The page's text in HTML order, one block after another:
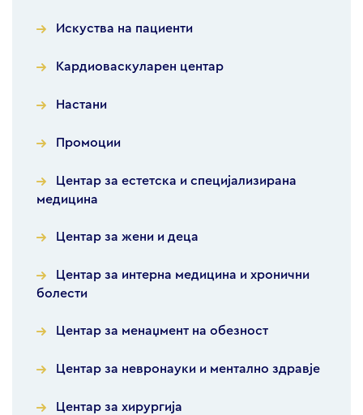
Искуства на пациенти
Кардиоваскуларен центар
Настани
Промоции
Центар за естетска и специјализирана
медицина
Центар за жени и деца
Центар за интерна медицина и хронични
болести
Центар за менаџмент на обезност
Центар за невронауки и ментално здравје
Центар за хирургија